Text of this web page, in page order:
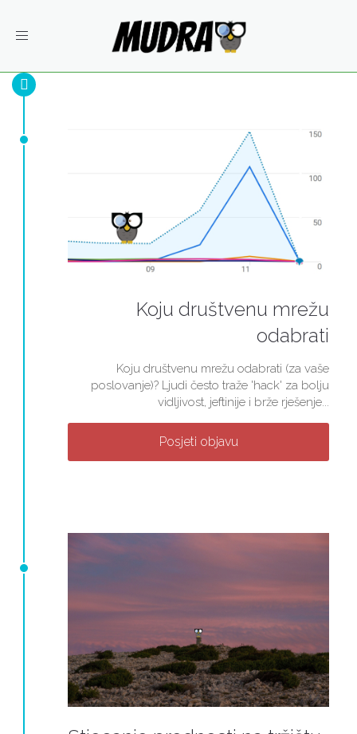
Toggle
Koju društvenu mrežu
odabrati
Koju društvenu mrežu odabrati (za vaše
poslovanje)? Ljudi često traže 'hack' za bolju
vidljivost, jeftinije i brže rješenje...
Posjeti objavu